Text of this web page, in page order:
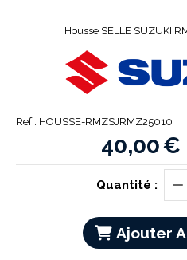
Housse SELLE SUZUKI
Ref : HOUSSE-RMZSJRMZ25010
40,00€
Quantité :
Ajouter